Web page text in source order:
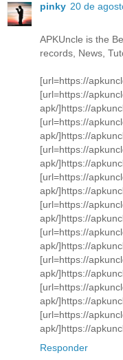
pinky 20 de
APKUncle is the
records, News,
[url=https://
[url=https://
apk/]https://
[url=https://
apk/]https://
[url=https://
apk/]https://
[url=https://
apk/]https://
[url=https://
apk/]https://
[url=https://
apk/]https://
[url=https://
apk/]https://
[url=https://
apk/]https://
[url=https://
apk/]https://
Responder